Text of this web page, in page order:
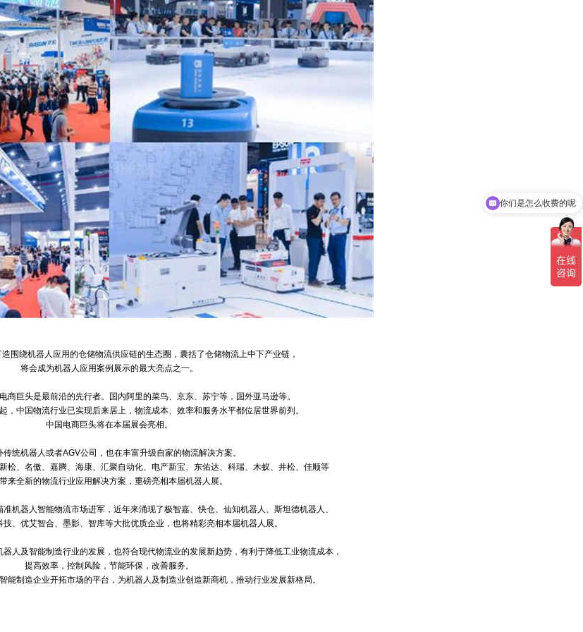
造围绕机器人应用的仓储物流供应链的生态圈，囊括了仓储物流上中下产业链，
将会成为机器人应用案例展示的最大亮点之一。
商巨头是最前沿的先行者。国内阿里的菜鸟、京东、苏宁等，国外亚马逊等。
，中国物流行业已实现后来居上，物流成本、效率和服务水平都位居世界前列。
中国电商巨头将在本届展会亮相。
传统机器人或者AGV公司，也在丰富升级自家的物流解决方案。
松、名傲、嘉腾、海康、汇聚自动化、电产新宝、东佑达、科瑞、木蚁、 井松、佳顺等
来全新的物流行业应用解决方案，重磅亮相本届机器人展。
机器人智能物流市场进军，近年来涌现了极智嘉、快仓、仙知机器人、斯坦德机器人、
技、优艾智合、墨影、智库等大批优质企业，也将精彩亮相本届机器人展。
人及智能制造行业的发展，也符合现代物流业的发展新趋势，有利于降低工业物流成本，
提高效率，控制风险，节能环保 ，改善服务。
能制造企业开拓市场的平台， 为机器人及制造业创造新商机，推动行业发展新格局。
你们是怎么收费的呢